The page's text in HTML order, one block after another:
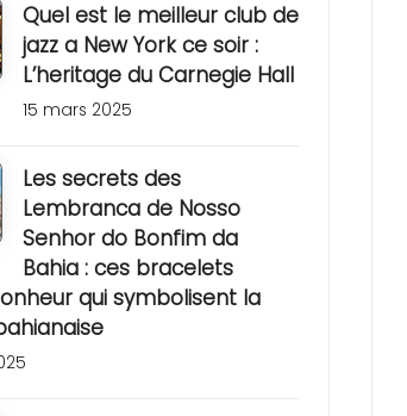
Quel est le meilleur club de
jazz a New York ce soir :
L’heritage du Carnegie Hall
15 mars 2025
Les secrets des
Lembranca de Nosso
Senhor do Bonfim da
Bahia : ces bracelets
qui symbolisent la